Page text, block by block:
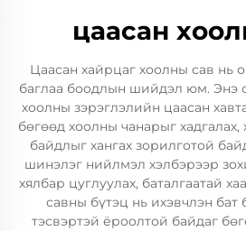
цаасан
Цаасан хайрцаг хоолны сав нь
баглаа боодлын шийдэл юм. Энэ
хоолны зэрэглэлийн цаасан
бөгөөд хоолны чанарыг
байдлыг хангах зорилготой
шинэлэг нийлмэл хэлбэрээр
хялбар цуглуулах, баталгаатай
савны бүтэц нь ихэвчлэн бат
тэсвэртэй ёроолтой байдаг